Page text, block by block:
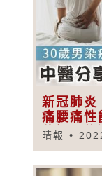
新冠肺炎
痛腰痛性
位調理後
晴報